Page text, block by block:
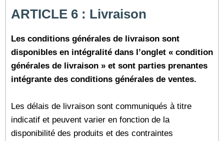
ARTICLE 6 : Livraison
Les conditions générales de livraison sont
disponibles en intégralité dans l’onglet « condition
générales de livraison » et sont parties prenantes
intégrante des conditions générales de ventes.
Les délais de livraison sont communiqués à titre
indicatif et peuvent varier en fonction de la
disponibilité des produits et des contraintes